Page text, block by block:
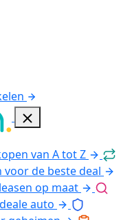
van A tot Z
de beste deal
op maat
auto